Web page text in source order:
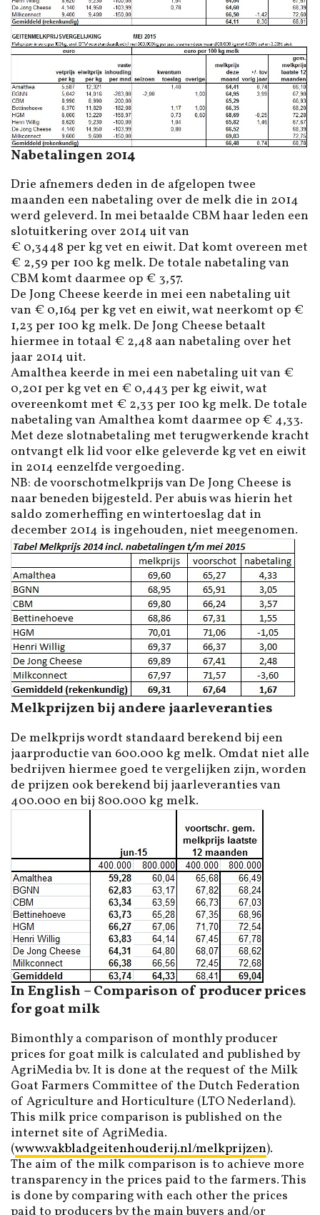
Nabetalingen 2014
Drie afnemers deden in de afgelopen twee
maanden een nabetaling over de melk die in 2014
werd geleverd. In mei betaalde CBM haar leden een
slotuitkering over 2014 uit van
€ 0,3448 per kg vet en eiwit. Dat komt overeen met
€ 2,59 per 100 kg melk. De totale nabetaling van
CBM komt daarmee op € 3,57.
De Jong Cheese keerde in mei een nabetaling uit
van € 0,164 per kg vet en eiwit, wat neerkomt op €
1,23 per 100 kg melk. De Jong Cheese betaalt
hiermee in totaal € 2,48 aan nabetaling over het
jaar 2014 uit.
Amalthea keerde in mei een nabetaling uit van €
0,201 per kg vet en € 0,443 per kg eiwit, wat
overeenkomt met € 2,33 per 100 kg melk. De totale
nabetaling van Amalthea komt daarmee op € 4,33.
Met deze slotnabetaling met terugwerkende kracht
ontvangt elk lid voor elke geleverde kg vet en eiwit
in 2014 eenzelfde vergoeding.
NB: de voorschotmelkprijs van De Jong Cheese is
naar beneden bijgesteld. Per abuis was hierin het
saldo zomerheffing en wintertoeslag dat in
december 2014 is ingehouden, niet meegenomen.
Melkprijzen bij andere jaarleveranties
De melkprijs wordt standaard berekend bij een
jaarproductie van 600.000 kg melk. Omdat niet alle
bedrijven hiermee goed te vergelijken zijn, worden
de prijzen ook berekend bij jaarleveranties van
400.000 en bij 800.000 kg melk.
In English – Comparison of producer prices
for goat milk
Bimonthly a comparison of monthly producer
prices for goat milk is calculated and published by
AgriMedia bv. It is done at the request of the Milk
Goat Farmers Committee of the Dutch Federation
of Agriculture and Horticulture (LTO Nederland).
This milk price comparison is published on the
internet site of AgriMedia.
(www.vakbladgeitenhouderij.nl/melkprijzen).
The aim of the milk comparison is to achieve more
transparency in the prices paid to the farmers. This
is done by comparing with each other the prices